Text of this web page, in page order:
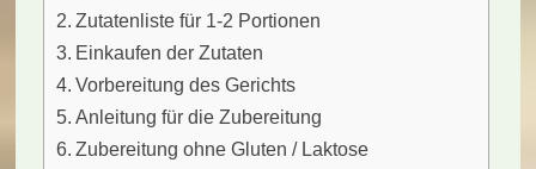
Zutatenliste für 1-2 Portionen
Einkaufen der Zutaten
Vorbereitung des Gerichts
Anleitung für die Zubereitung
Zubereitung ohne Gluten / Laktose